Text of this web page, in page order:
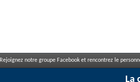
Rejoignez notre groupe Facebook et rencontrez le
La